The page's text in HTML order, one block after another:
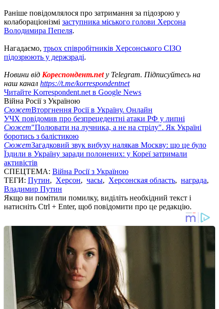
Раніше повідомлялося про затримання за підозрою у
колабораціонізмі заступника міського голови Херсона
Володимира Пепеля.
Нагадаємо, трьох співробітників Херсонського СІЗО
підозрюють у держзраді.
Новини від Кореспондент.netу Telegram. Підписуйтесь на
наш канал https://t.me/korrespondentnet
Читайте Korrespondent.net в Google News
Війна Росії з Україною
СюжетВторгнення Росії в Україну. Онлайн
УЧХ повідомив про безпрецедентні атаки РФ у липні
Сюжет"Полювати на лучника, а не на стрілу". Як Україні
боротись з балістикою
СюжетЗагадковий звук вибуху налякав Москву: що це було
Їздили в Україну заради полонених: у Кореї затримали
активістів
СПЕЦТЕМА: Війна Росії з Україною
ТЕГИ: Путин, Херсон, часы, Херсонская область, награда,
Владимир Путин
Якщо ви помітили помилку, виділіть необхідний текст і
натисніть Ctrl + Enter, щоб повідомити про це редакцію.